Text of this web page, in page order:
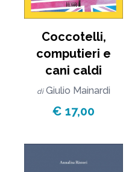
Coccotelli,
computieri e
cani caldi
di Giulio Mainardi
€ 17,00